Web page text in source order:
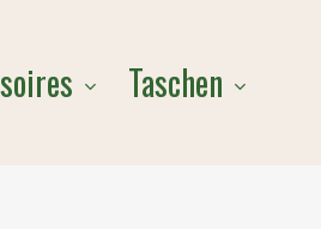
Taschen